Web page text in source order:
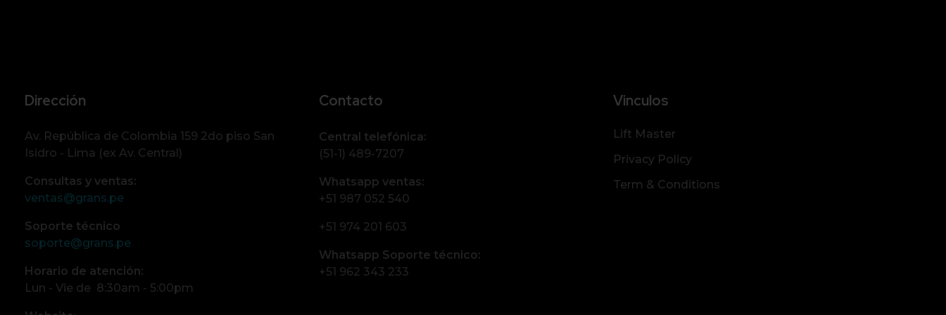
Dirección
Av. República de Colombia 159 2do piso San
Isidro - Lima (ex Av. Central)
Consultas y ventas:
ventas@grans.pe
Soporte técnico
soporte@grans.pe
Horario de atención:
Lun - Vie de 8:30am - 5:00pm
Contacto
Central telefónica:
(51-1) 489-7207
Whatsapp ventas:
+51 987 052 540
+51 974 201 603
Whatsapp Soporte técnico:
+51 962 343 233
Vinculos
Lift Master
Privacy Policy
Term & Conditions